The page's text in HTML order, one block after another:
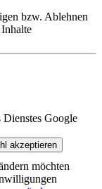
bzw. Ablehnen
Google
akzeptieren
möchten